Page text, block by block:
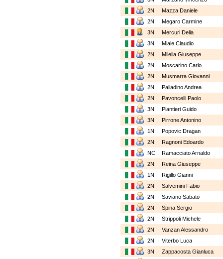
2N
Mazza Daniele
2N
Megaro Carmine
3N
Mercuri Delia
3N
Miale Claudio
2N
Milella Giuseppe
2N
Moscarino Carlo
2N
Musmarra Giovanni
2N
Palladino Andrea
2N
Pavoncelli Paolo
3N
Piantieri Guido
3N
Pirrone Antonino
1N
Popovic Dragan
2N
Ragnoni Edoardo
NC
Ramacciato Arnaldo
2N
Reina Giuseppe
1N
Rigillo Gianni
2N
Salvemini Fabio
2N
Saviano Sabato
2N
Spina Sergio
2N
Strippoli Michele
2N
Vanzan Alessandro
2N
Viterbo Luca
3N
Zappacosta Gianluca